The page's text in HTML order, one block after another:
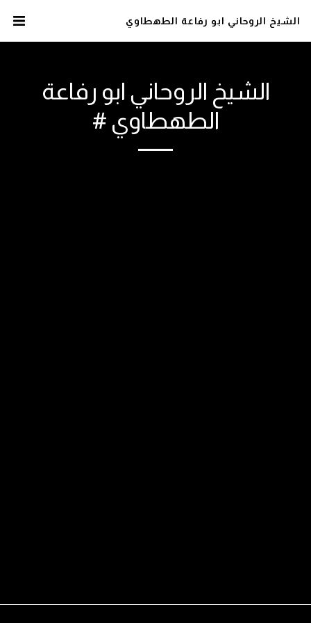
الشيخ الروحاني ابو رفاعة الطهطاوي
الشيخ الروحاني ابو رفاعة
الطهطاوي #